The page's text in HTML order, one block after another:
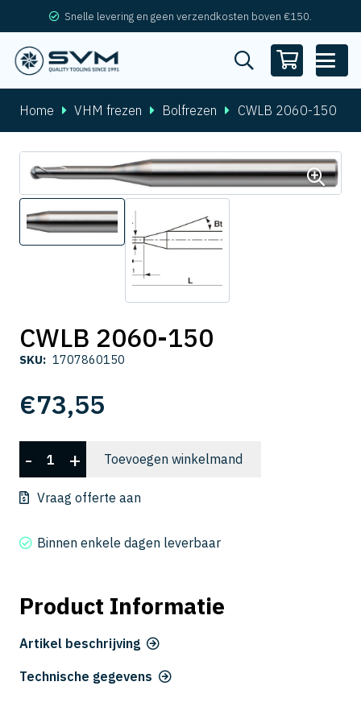
Snelle levering en geen verzendkosten boven €150.
Home VHM frezen Bolfrezen CWLB 2060-150
CWLB 2060-150
SKU: 1707860150
€73,55
CWLB
2060-
150
- + Toevoegen winkelmand
Vraag offerte aan
Binnen enkele dagen leverbaar
Product Informatie
Artikel beschrijving
Technische gegevens